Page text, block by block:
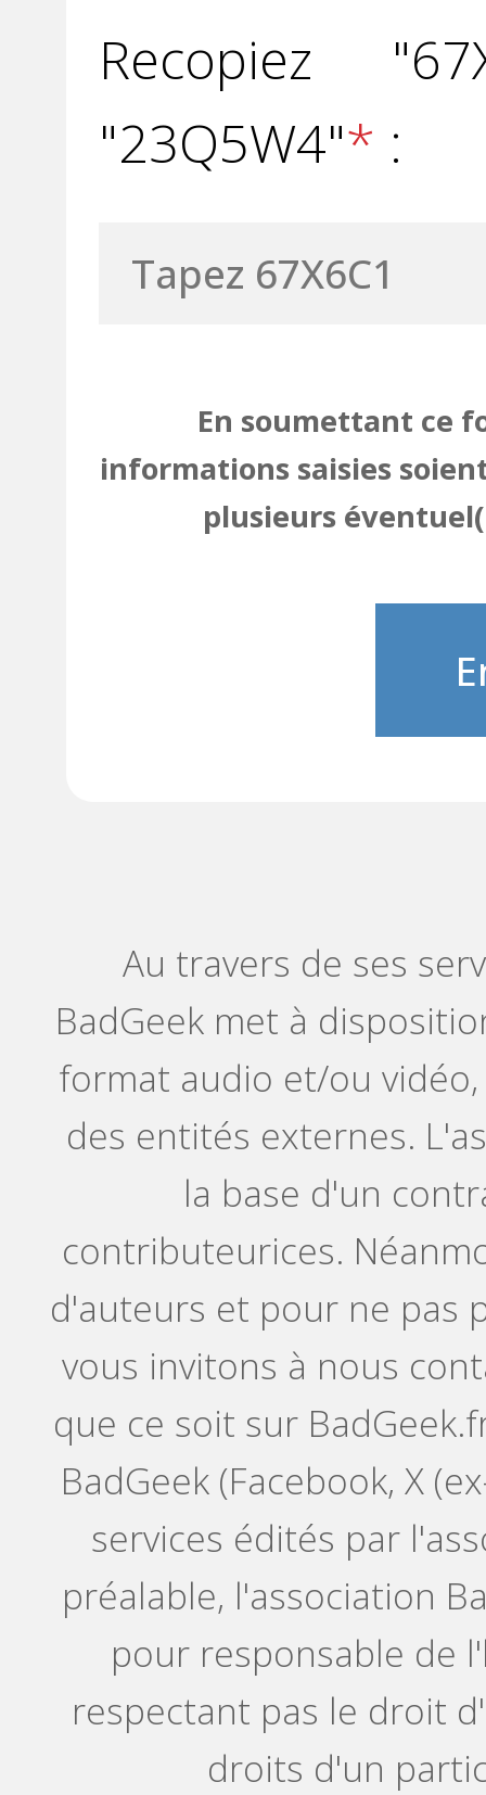
Recopiez
"23Q5W4"* :
En soumettant ce
informations saisies
plusieurs
Au travers de ses
BadGeek met à
format audio et/ou
des entités externes.
la base d'un
contributeurices.
d'auteurs et pour ne pas
vous invitons à nous
que ce soit sur
BadGeek (Facebook, X
services édités par
préalable, l'association
pour responsable de
respectant pas le droit
droits d'un